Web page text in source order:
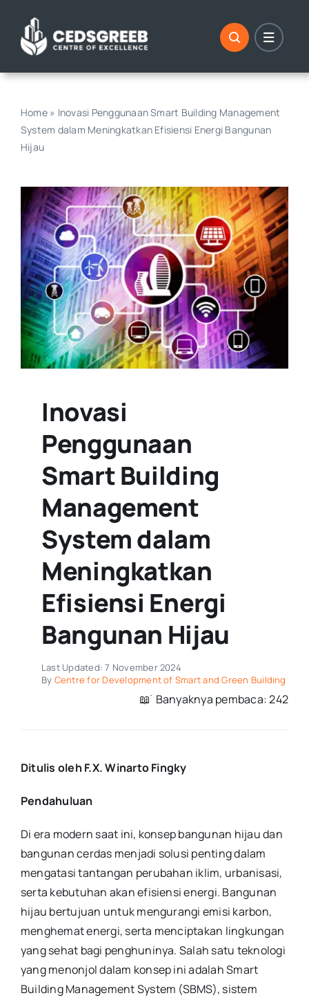
content
Home» Inovasi Penggunaan Smart Building Management
System dalam Meningkatkan Efisiensi Energi Bangunan
Hijau
Inovasi
Penggunaan
Smart Building
Management
System dalam
Meningkatkan
Efisiensi Energi
Bangunan Hijau
Last Updated: 7 November 2024
By Centre for Development of Smart and Green Building
📖 ࣪ Banyaknya pembaca: 242
Ditulis oleh F.X. Winarto Fingky
Pendahuluan
Di era modern saat ini, konsep bangunan hijau dan
bangunan cerdas menjadi solusi penting dalam
mengatasi tantangan perubahan iklim, urbanisasi,
serta kebutuhan akan efisiensi energi. Bangunan
hijau bertujuan untuk mengurangi emisi karbon,
menghemat energi, serta menciptakan lingkungan
yang sehat bagi penghuninya. Salah satu teknologi
yang menonjol dalam konsep ini adalah Smart
Building Management System (SBMS), sistem